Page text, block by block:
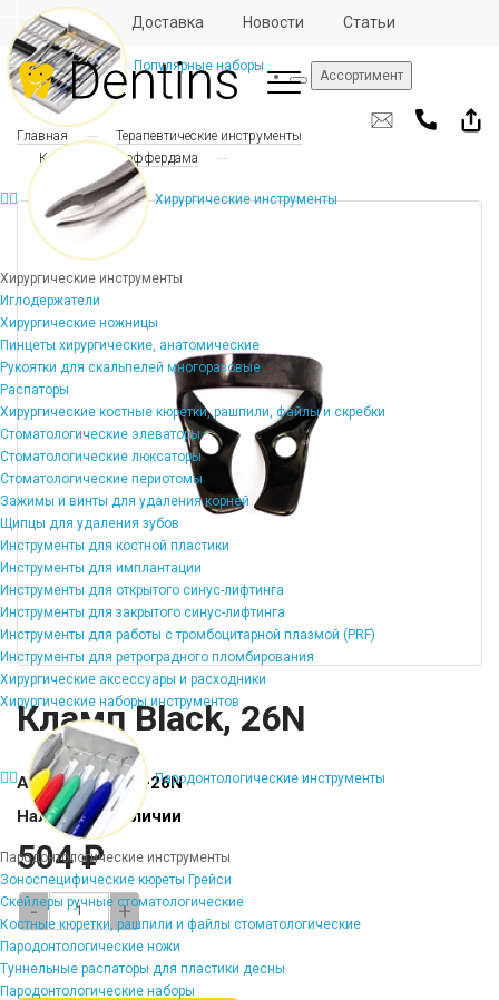
Отзывы Доставка Новости Статьи
Ассортимент
Популярные наборы
Хирургические инструменты
Хирургические инструменты
Иглодержатели
Хирургические ножницы
Пинцеты хирургические, анатомические
Рукоятки для скальпелей многоразовые
Распаторы
Хирургические костные кюретки, рашпили, файлы и скребки
Стоматологические элеваторы
Стоматологические люксаторы
Стоматологические периотомы
Зажимы и винты для удаления корней
Щипцы для удаления зубов
Инструменты для костной пластики
Инструменты для имплантации
Инструменты для открытого синус-лифтинга
Инструменты для закрытого синус-лифтинга
Инструменты для работы с тромбоцитарной плазмой (PRF)
Инструменты для ретроградного пломбирования
Хирургические аксессуары и расходники
Хирургические наборы инструментов
Пародонтологические инструменты
Пародонтологические инструменты
Зоноспецифические кюреты Грейси
Скейлеры ручные стоматологические
Костные кюретки, рашпили и файлы стоматологические
Пародонтологические ножи
Туннельные распаторы для пластики десны
Пародонтологические наборы
Главная
Терапевтические инструменты
Клампы для коффердама
Кламп Black, 26N
Артикул:TE-KB-26N
Наличие:В наличии
504 ₽
- +